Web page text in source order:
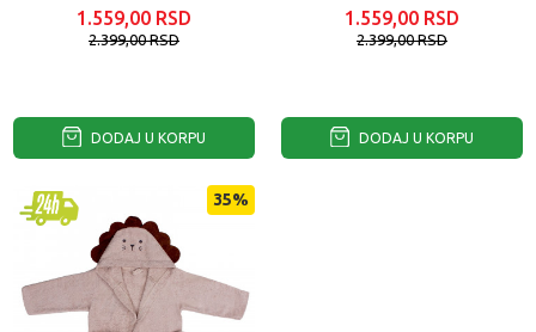
1.559,00 RSD
2.399,00RSD
DODAJ U KORPU
1.559,00 RSD
2.399,00RSD
DODAJ U KORPU
35%